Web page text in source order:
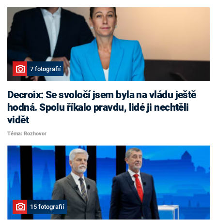
7 fotografií
Decroix: Se svoločí jsem byla na vládu ještě
hodná. Spolu říkalo pravdu, lidé ji nechtěli
vidět
Téma: Rozhovor
15 fotografií